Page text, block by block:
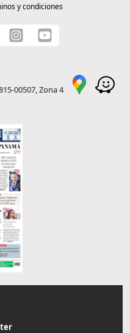
y condiciones
00507, Zona 4